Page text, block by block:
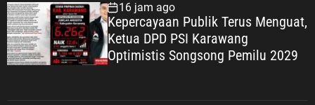
16 jam ago
Kepercayaan Publik Terus Menguat,
Ketua DPD PSI Karawang
Optimistis Songsong Pemilu 2029